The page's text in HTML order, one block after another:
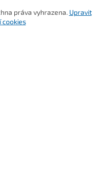
práva vyhrazena. Upravit
cookies